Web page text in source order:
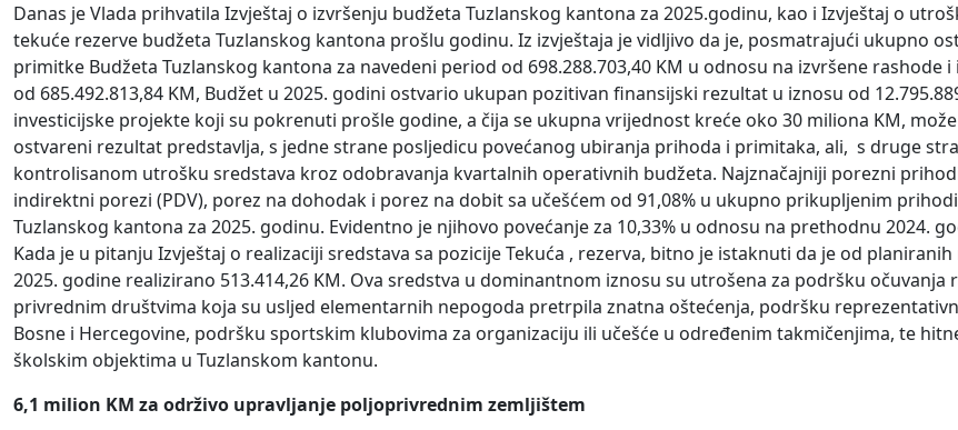
Danas je Vlada prihvatila Izvještaj o izvršenju budžeta Tuzlanskog kantona za 2025.godinu, kao i Izvještaj o
tekuće rezerve budžeta Tuzlanskog kantona prošlu godinu. Iz izvještaja je vidljivo da je, posmatrajući ukupno
primitke Budžeta Tuzlanskog kantona za navedeni period od 698.288.703,40 KM u odnosu na izvršene rashode
od 685.492.813,84 KM, Budžet u 2025. godini ostvario ukupan pozitivan finansijski rezultat u iznosu od
investicijske projekte koji su pokrenuti prošle godine, a čija se ukupna vrijednost kreće oko 30 miliona KM,
ostvareni rezultat predstavlja, s jedne strane posljedicu povećanog ubiranja prihoda i primitaka, ali, s druge
kontrolisanom utrošku sredstava kroz odobravanja kvartalnih operativnih budžeta. Najznačajniji porezni
indirektni porezi (PDV), porez na dohodak i porez na dobit sa učešćem od 91,08% u ukupno prikupljenim
Tuzlanskog kantona za 2025. godinu. Evidentno je njihovo povećanje za 10,33% u odnosu na prethodnu 2024.
Kada je u pitanju Izvještaj o realizaciji sredstava sa pozicije Tekuća , rezerva, bitno je istaknuti da je od
2025. godine realizirano 513.414,26 KM. Ova sredstva u dominantnom iznosu su utrošena za podršku očuvanja
privrednim društvima koja su usljed elementarnih nepogoda pretrpila znatna oštećenja, podršku
Bosne i Hercegovine, podršku sportskim klubovima za organizaciju ili učešće u određenim takmičenjima, te
školskim objektima u Tuzlanskom kantonu.
6,1 milion KM za održivo upravljanje poljoprivrednim zemljištem